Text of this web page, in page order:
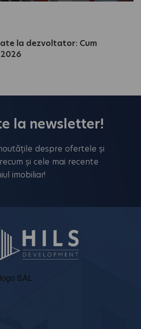
la dezvoltator: Cum
la newsletter!
despre ofertele și
și cele mai recente
imobiliar!